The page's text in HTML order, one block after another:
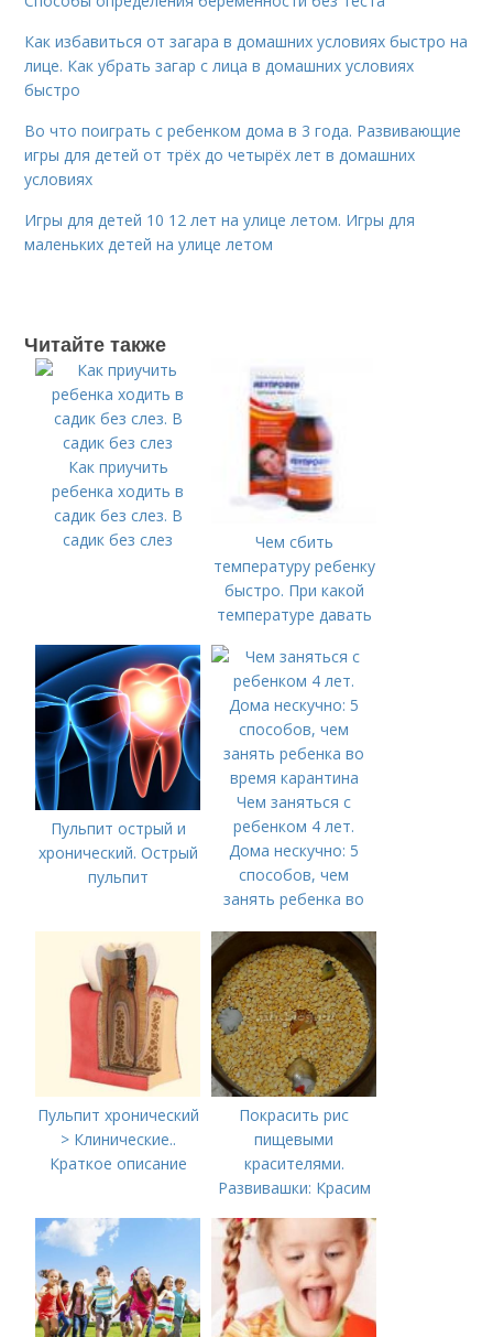
Как избавиться от загара в домашних условиях быстро на
лице. Как убрать загар с лица в домашних условиях
быстро
Во что поиграть с ребенком дома в 3 года. Развивающие
игры для детей от трёх до четырёх лет в домашних
условиях
Игры для детей 10 12 лет на улице летом. Игры для
маленьких детей на улице летом
Читайте также
Как приучить
ребенка ходить в
садик без слез. В
садик без слез
Чем сбить
температуру ребенку
быстро. При какой
температуре давать
ребенку?
Пульпит острый и
хронический. Острый
пульпит
Чем заняться с
ребенком 4 лет.
Дома нескучно: 5
способов, чем
занять ребенка во
Пульпит хронический
> Клинические..
Краткое описание
Покрасить рис
пищевыми
красителями.
Развивашки: Красим
сенсорных
коробочек.